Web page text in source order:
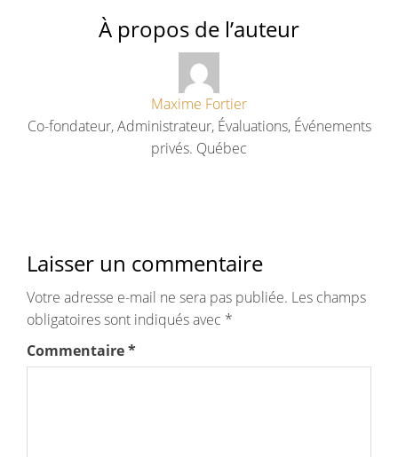
À propos de l’auteur
Maxime Fortier
Co-fondateur, Administrateur, Évaluations, Événements
privés. Québec
Laisser un commentaire
Votre adresse e-mail ne sera pas publiée. Les champs
obligatoires sont indiqués avec *
Commentaire*